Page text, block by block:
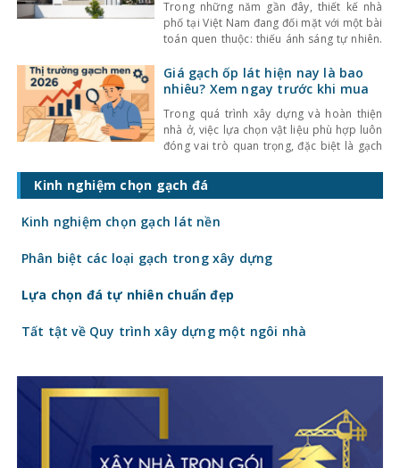
Trong những năm gần đây, thiết kế nhà
phố tại Việt Nam đang đối mặt với một bài
toán quen thuộc: thiếu ánh sáng tự nhiên.
che chắn bởi các công trình xung quanh,
khiến không gian trở nên bí bách và phụ
Giá gạch ốp lát hiện nay là bao
nhiêu? Xem ngay trước khi mua
Trong quá trình xây dựng và hoàn thiện
nhà ở, việc lựa chọn vật liệu phù hợp luôn
đóng vai trò quan trọng, đặc biệt là gạch
giá gạch ốp lát hiện nay còn quyết định
trực tiếp đến tổng chi phí công trình. Vậy
Kinh nghiệm chọn gạch đá
Kinh nghiệm chọn gạch lát nền
Phân biệt các loại gạch trong xây dựng
Lựa chọn đá tự nhiên chuẩn đẹp
Tất tật về Quy trình xây dựng một ngôi nhà